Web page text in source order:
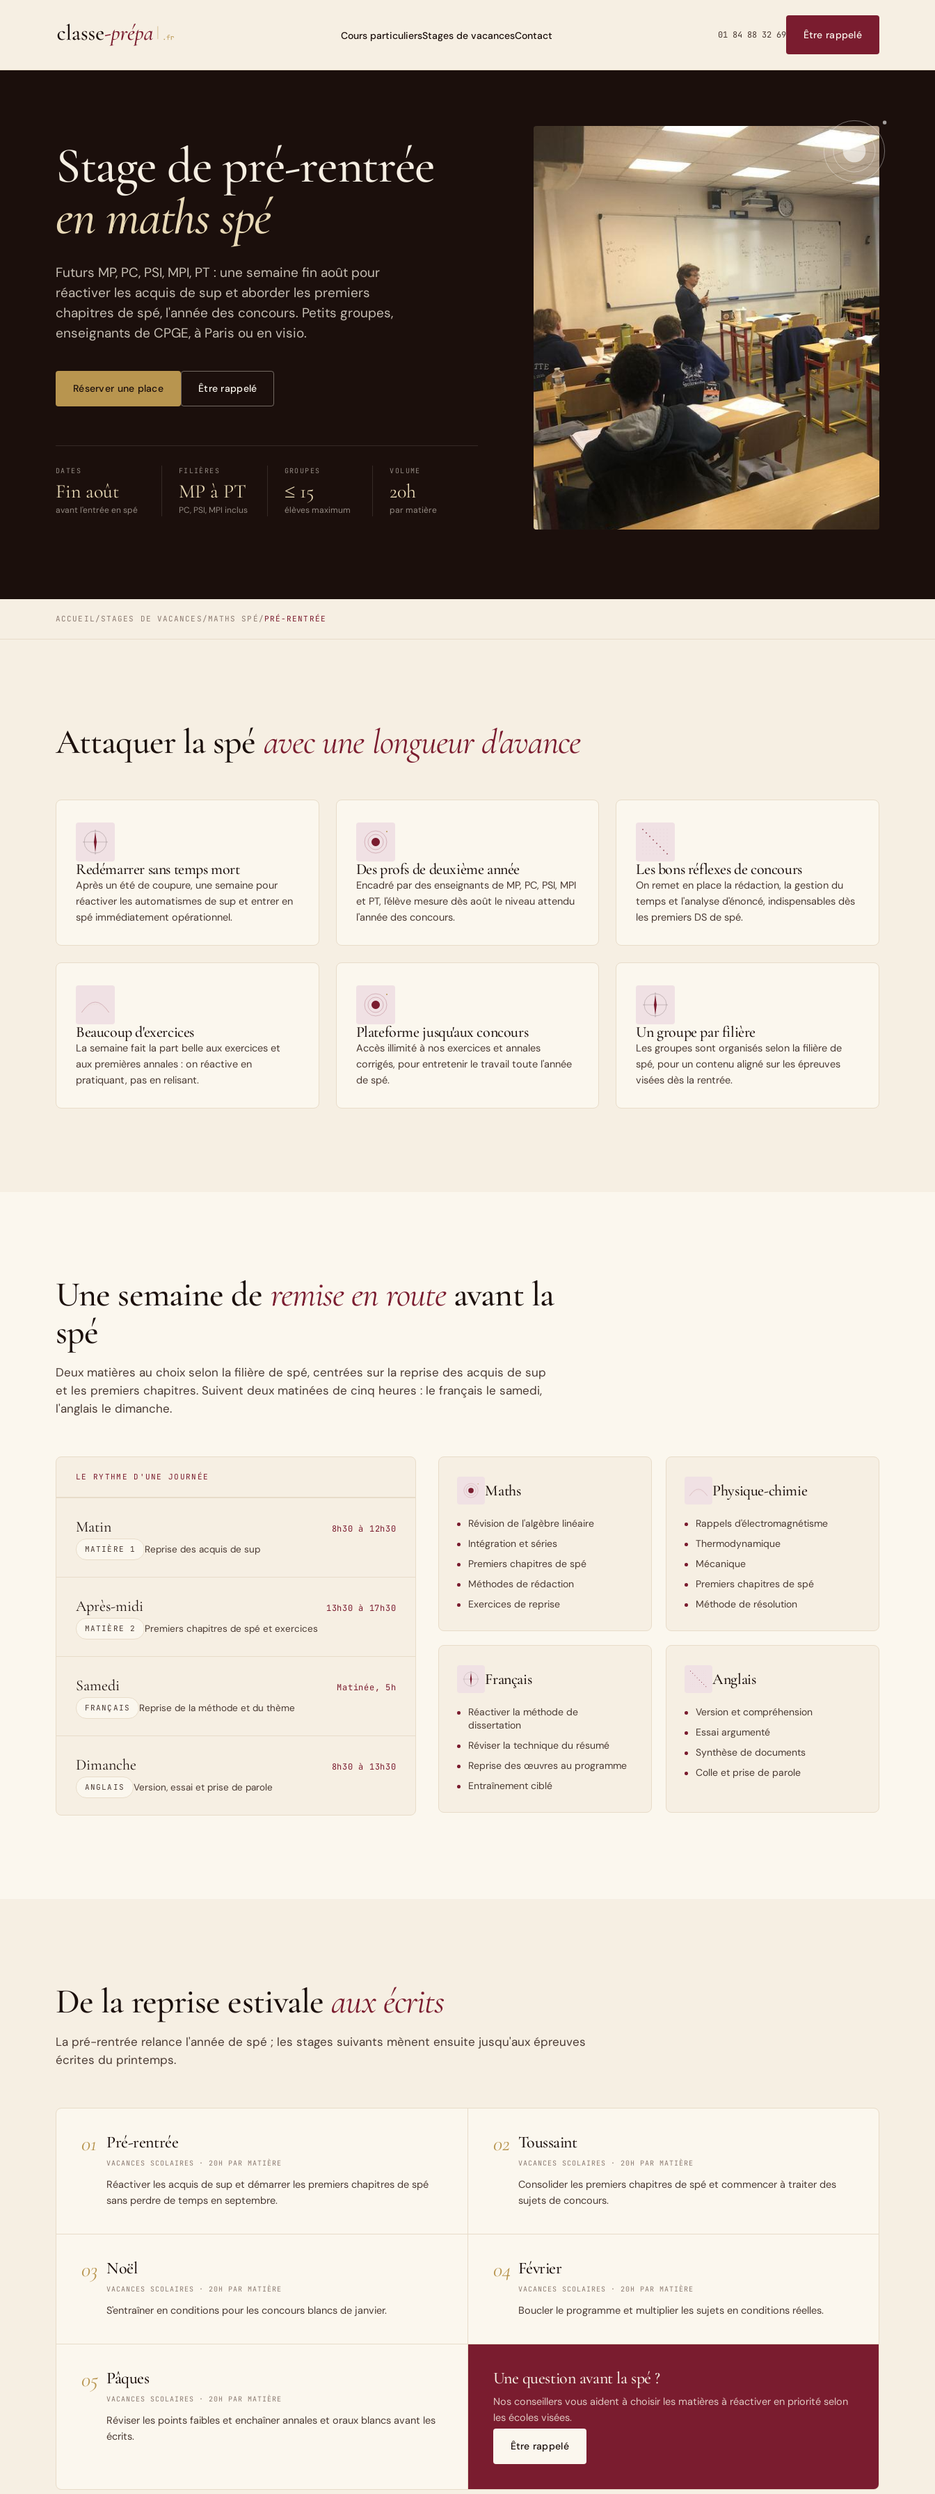
Cours particuliersStages de vacancesContact 01 84 88 32 69 Être rappelé
Stage de pré-rentrée
en maths spé
Futurs MP, PC, PSI, MPI, PT : une semaine fin août pour
réactiver les acquis de sup et aborder les premiers
chapitres de spé, l'année des concours. Petits groupes,
enseignants de CPGE, à Paris ou en visio.
Réserver une place Être rappelé
DATES
Fin août
avant l'entrée en spé
FILIÈRES
MP à PT
PC, PSI, MPI inclus
GROUPES
≤ 15
élèves maximum
VOLUME
20h
par matière
ACCUEIL / STAGES DE VACANCES / MATHS SPÉ / PRÉ-RENTRÉE
Attaquer la spé avec une longueur d'avance
Redémarrer sans temps mort
Après un été de coupure, une semaine pour
réactiver les automatismes de sup et entrer en
spé immédiatement opérationnel.
Des profs de deuxième année
Encadré par des enseignants de MP, PC, PSI, MPI
et PT, l'élève mesure dès août le niveau attendu
l'année des concours.
Les bons réflexes de concours
On remet en place la rédaction, la gestion du
temps et l'analyse d'énoncé, indispensables dès
les premiers DS de spé.
Beaucoup d'exercices
La semaine fait la part belle aux exercices et
aux premières annales : on réactive en
pratiquant, pas en relisant.
Plateforme jusqu'aux concours
Accès illimité à nos exercices et annales
corrigés, pour entretenir le travail toute l'année
de spé.
Un groupe par filière
Les groupes sont organisés selon la filière de
spé, pour un contenu aligné sur les épreuves
visées dès la rentrée.
Une semaine de remise en routeavant la
spé
Deux matières au choix selon la filière de spé, centrées sur la reprise des acquis de sup
et les premiers chapitres. Suivent deux matinées de cinq heures : le français le samedi,
l'anglais le dimanche.
LE RYTHME D'UNE JOURNÉE
Matin 8h30 à 12h30
MATIÈRE 1 Reprise des acquis de sup
Après-midi 13h30 à 17h30
MATIÈRE 2 Premiers chapitres de spé et exercices
Samedi Matinée, 5h
FRANÇAIS Reprise de la méthode et du thème
Dimanche 8h30 à 13h30
ANGLAIS Version, essai et prise de parole
Maths
Révision de l'algèbre linéaire
Intégration et séries
Premiers chapitres de spé
Méthodes de rédaction
Exercices de reprise
Physique-chimie
Rappels d'électromagnétisme
Thermodynamique
Mécanique
Premiers chapitres de spé
Méthode de résolution
Français
Réactiver la méthode de
dissertation
Réviser la technique du résumé
Reprise des œuvres au programme
Entraînement ciblé
Anglais
Version et compréhension
Essai argumenté
Synthèse de documents
Colle et prise de parole
De la reprise estivale aux écrits
La pré-rentrée relance l'année de spé ; les stages suivants mènent ensuite jusqu'aux épreuves
écrites du printemps.
01 Pré-rentrée
VACANCES SCOLAIRES · 20H PAR MATIÈRE
Réactiver les acquis de sup et démarrer les premiers chapitres de spé
sans perdre de temps en septembre.
02 Toussaint
VACANCES SCOLAIRES · 20H PAR MATIÈRE
Consolider les premiers chapitres de spé et commencer à traiter des
sujets de concours.
03 Noël
VACANCES SCOLAIRES · 20H PAR MATIÈRE
S'entraîner en conditions pour les concours blancs de janvier.
04 Février
VACANCES SCOLAIRES · 20H PAR MATIÈRE
Boucler le programme et multiplier les sujets en conditions réelles.
05 Pâques
VACANCES SCOLAIRES · 20H PAR MATIÈRE
Réviser les points faibles et enchaîner annales et oraux blancs avant les
écrits.
Une question avant la spé ?
Nos conseillers vous aident à choisir les matières à réactiver en priorité selon
les écoles visées.
Être rappelé